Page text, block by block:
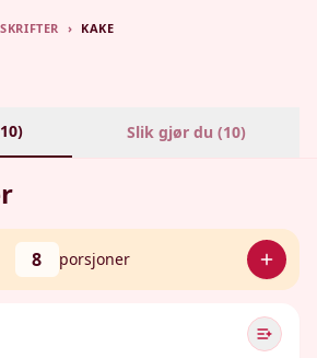
› KAKE
10) Slik gjør du (10)
8 porsjoner